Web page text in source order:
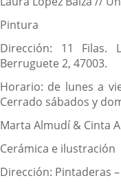
Pintura
Dirección: 11 Filas.
Berruguete 2, 47003.
Horario: de lunes a
Cerrado sábados y
Marta Almudí & Cinta
Cerámica e ilustración
Dirección: Pintaderas